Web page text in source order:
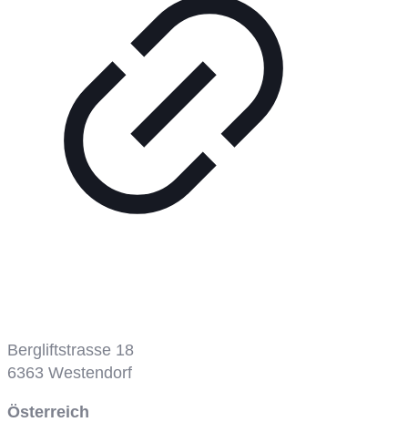
Bergliftstrasse 18
6363 Westendorf
Österreich